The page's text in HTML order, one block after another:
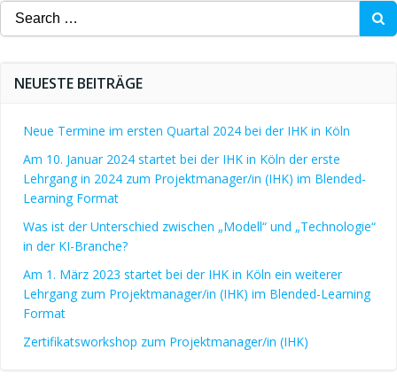
Search
for:
NEUESTE BEITRÄGE
Neue Termine im ersten Quartal 2024 bei der IHK in Köln
Am 10. Januar 2024 startet bei der IHK in Köln der erste
Lehrgang in 2024 zum Projektmanager/in (IHK) im Blended-
Learning Format
Was ist der Unterschied zwischen „Modell“ und „Technologie“
in der KI-Branche?
Am 1. März 2023 startet bei der IHK in Köln ein weiterer
Lehrgang zum Projektmanager/in (IHK) im Blended-Learning
Format
Zertifikatsworkshop zum Projektmanager/in (IHK)